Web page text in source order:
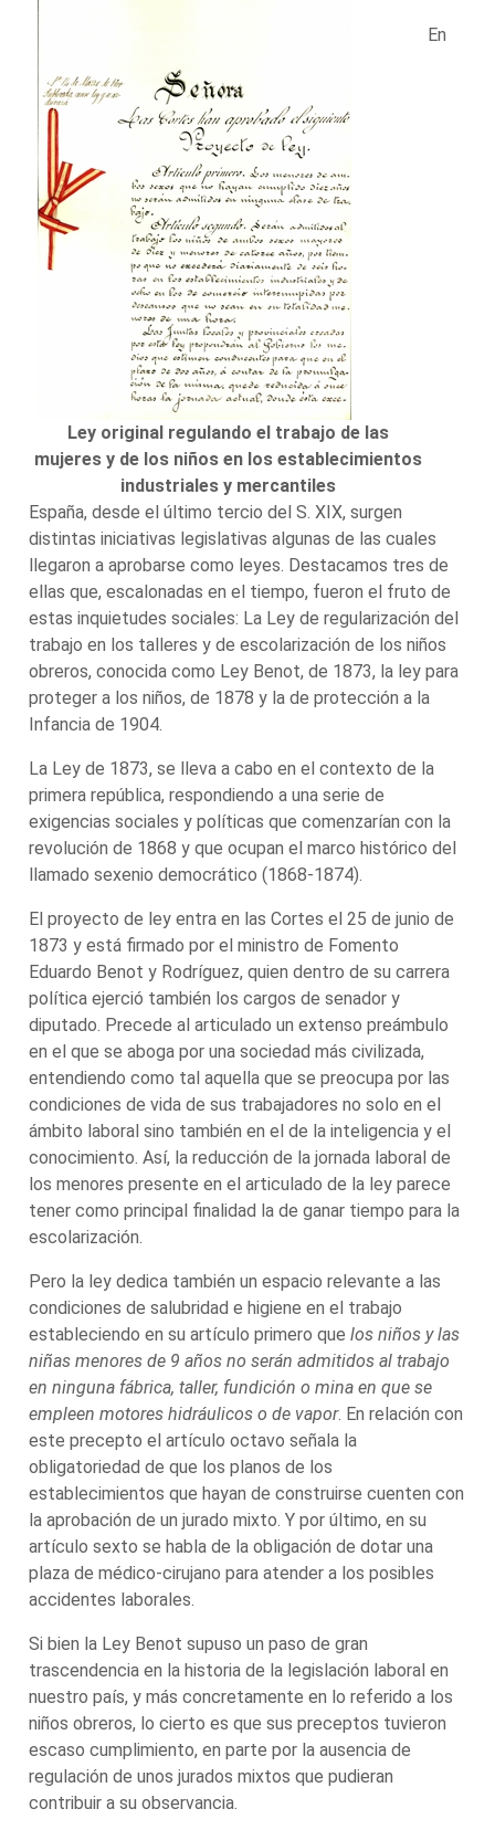
Ley original regulando el trabajo de las
mujeres y de los niños en los establecimientos
industriales y mercantiles
En
España, desde el último tercio del S. XIX, surgen
distintas iniciativas legislativas algunas de las cuales
llegaron a aprobarse como leyes. Destacamos tres de
ellas que, escalonadas en el tiempo, fueron el fruto de
estas inquietudes sociales: La Ley de regularización del
trabajo en los talleres y de escolarización de los niños
obreros, conocida como Ley Benot, de 1873, la ley para
proteger a los niños, de 1878 y la de protección a la
Infancia de 1904.
La Ley de 1873, se lleva a cabo en el contexto de la
primera república, respondiendo a una serie de
exigencias sociales y políticas que comenzarían con la
revolución de 1868 y que ocupan el marco histórico del
llamado sexenio democrático (1868-1874).
El proyecto de ley entra en las Cortes el 25 de junio de
1873 y está firmado por el ministro de Fomento
Eduardo Benot y Rodríguez, quien dentro de su carrera
política ejerció también los cargos de senador y
diputado. Precede al articulado un extenso preámbulo
en el que se aboga por una sociedad más civilizada,
entendiendo como tal aquella que se preocupa por las
condiciones de vida de sus trabajadores no solo en el
ámbito laboral sino también en el de la inteligencia y el
conocimiento. Así, la reducción de la jornada laboral de
los menores presente en el articulado de la ley parece
tener como principal finalidad la de ganar tiempo para la
escolarización.
Pero la ley dedica también un espacio relevante a las
condiciones de salubridad e higiene en el trabajo
estableciendo en su artículo primero quelos niños y las
niñas menores de 9 años no serán admitidos al trabajo
en ninguna fábrica, taller, fundición o mina en que se
empleen motores hidráulicos o de vapor. En relación con
este precepto el artículo octavo señala la
obligatoriedad de que los planos de los
establecimientos que hayan de construirse cuenten con
la aprobación de un jurado mixto. Y por último, en su
artículo sexto se habla de la obligación de dotar una
plaza de médico-cirujano para atender a los posibles
accidentes laborales.
Si bien la Ley Benot supuso un paso de gran
trascendencia en la historia de la legislación laboral en
nuestro país, y más concretamente en lo referido a los
niños obreros, lo cierto es que sus preceptos tuvieron
escaso cumplimiento, en parte por la ausencia de
regulación de unos jurados mixtos que pudieran
contribuir a su observancia.